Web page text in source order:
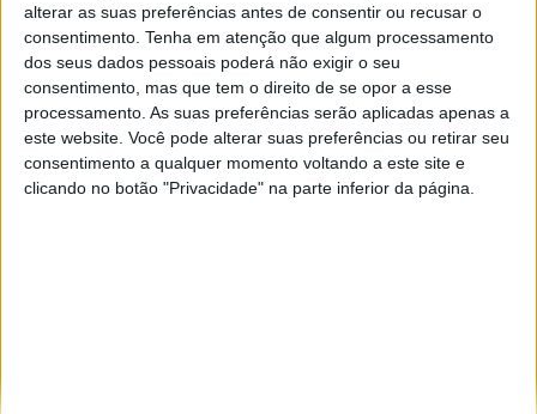
alterar as suas preferências antes de consentir ou recusar o
consentimento. Tenha em atenção que algum processamento
dos seus dados pessoais poderá não exigir o seu
consentimento, mas que tem o direito de se opor a esse
processamento. As suas preferências serão aplicadas apenas a
este website. Você pode alterar suas preferências ou retirar seu
consentimento a qualquer momento voltando a este site e
clicando no botão "Privacidade" na parte inferior da página.
Informação importante
Ficha técnica
Estatuto editorial
Política de privacidade
Termos e condições